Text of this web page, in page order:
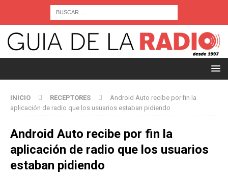
INICIO RECEPTORES
Android Auto recibe por fin la
aplicación de radio que los usuarios estaban pidiendo
Android Auto recibe por fin la
aplicación de radio que los usuarios
estaban pidiendo